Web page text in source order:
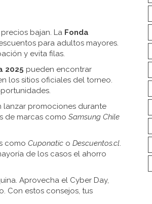
bajan. La Fonda
para adultos mayores.
y evita filas.
2025 pueden encontrar
los sitios oficiales del torneo.
lanzar promociones durante
de marcas como Samsung Chile
como Cuponatic o Descuentos.cl.
de los casos el ahorro
Aprovecha el Cyber Day,
Con estos consejos, tus